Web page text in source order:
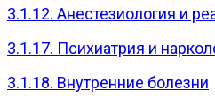
3.1.12. Анестезиология и
3.1.17. Психиатрия и
3.1.18. Внутренние болезни